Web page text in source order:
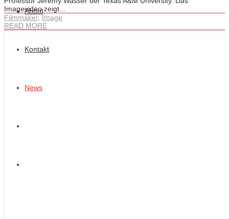
About
Kontakt
News
Imagevideo zeigt...
Filmmaker, Image
READ MORE